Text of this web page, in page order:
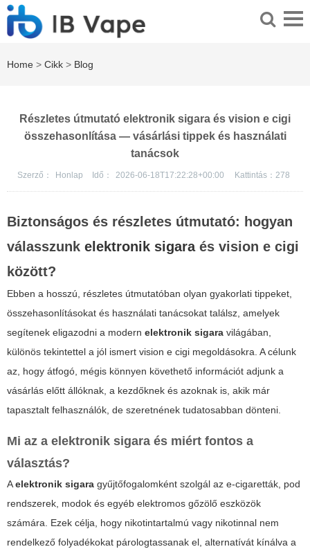
Home > Cikk > Blog
Részletes útmutató elektronik sigara és vision e cigi
összehasonlítása — vásárlási tippek és használati
tanácsok
Szerző： Honlap Idő： 2026-06-18T17:22:28+00:00 Kattintás： 278
Biztonságos és részletes útmutató: hogyan
válasszunk elektronik sigaraés vision e cigi
között?
Ebben a hosszú, részletes útmutatóban olyan gyakorlati tippeket,
összehasonlításokat és használati tanácsokat találsz, amelyek
segítenek eligazodni a modern elektronik sigara világában,
különös tekintettel a jól ismert vision e cigi megoldásokra. A célunk
az, hogy átfogó, mégis könnyen követhető információt adjunk a
vásárlás előtt állóknak, a kezdőknek és azoknak is, akik már
tapasztalt felhasználók, de szeretnének tudatosabban dönteni.
Mi az a elektronik sigara és miért fontos a
választás?
Aelektronik sigara gyűjtőfogalomként szolgál az e-cigaretták, pod
rendszerek, modok és egyéb elektromos gőzölő eszközök
számára. Ezek célja, hogy nikotintartalmú vagy nikotinnal nem
rendelkező folyadékokat párologtassanak el, alternatívát kínálva a